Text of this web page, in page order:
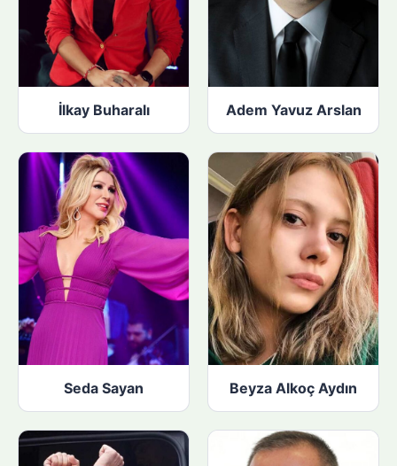
İlkay Buharalı Adem Yavuz Arslan
Seda Sayan Beyza Alkoç Aydın